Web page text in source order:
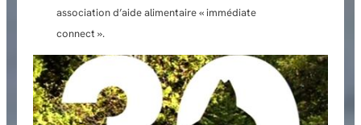
association d’aide alimentaire « immédiate
connect ».